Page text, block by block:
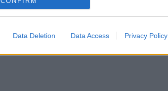
Data Deletion Data Access Privacy Policy